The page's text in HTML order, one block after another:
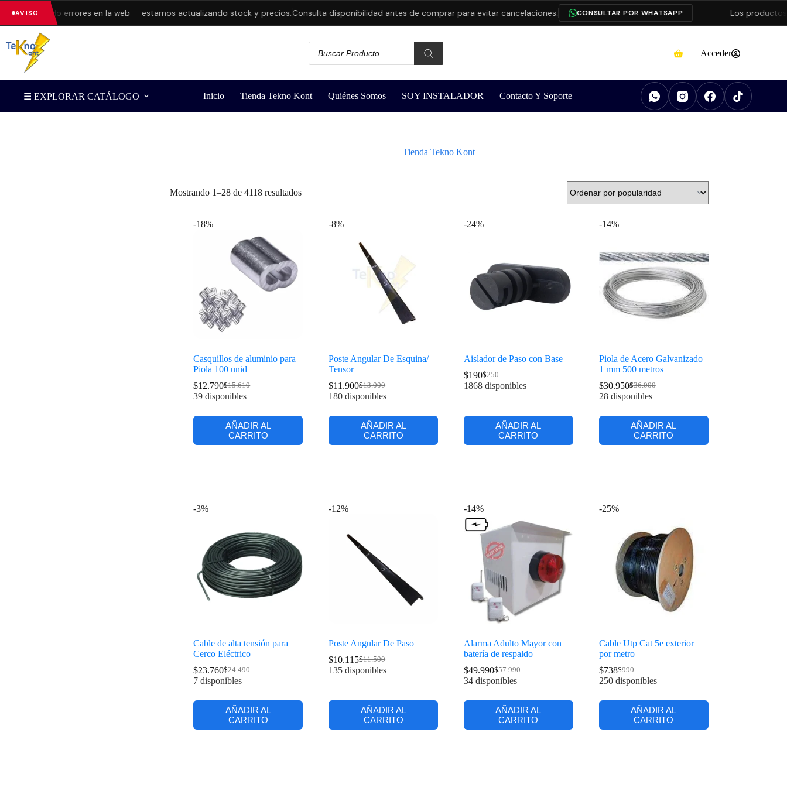
AVISO errores en la web — estamos actualizando stock y precios.Consulta disponibilidad antes de comprar para evitar cancelaciones. CONSULTAR POR WHATSAPP Los productos
Acceder
☰ EXPLORAR CATÁLOGO Inicio Tienda Tekno Kont Quiénes Somos SOY INSTALADOR Contacto Y Soporte
Tienda Tekno Kont
Mostrando 1–28 de 4118 resultados
-18%
Casquillos de aluminio para
Piola 100 unid
$15.610
$12.790
39 disponibles
AÑADIR AL
CARRITO
-8%
Poste Angular De Esquina/
Tensor
$13.000
$11.900
180 disponibles
AÑADIR AL
CARRITO
-24%
Aislador de Paso con Base
$250
$190
1868 disponibles
AÑADIR AL
CARRITO
-14%
Piola de Acero Galvanizado
1 mm 500 metros
$36.000
$30.950
28 disponibles
AÑADIR AL
CARRITO
-3%
Cable de alta tensión para
Cerco Eléctrico
$24.490
$23.760
7 disponibles
AÑADIR AL
CARRITO
-12%
Poste Angular De Paso
$11.500
$10.115
135 disponibles
AÑADIR AL
CARRITO
-14%
Alarma Adulto Mayor con
batería de respaldo
$57.990
$49.990
34 disponibles
AÑADIR AL
CARRITO
-25%
Cable Utp Cat 5e exterior
por metro
$990
$738
250 disponibles
AÑADIR AL
CARRITO